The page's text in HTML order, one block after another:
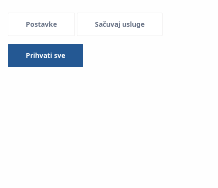
Postavke Sačuvaj usluge
Prihvati sve